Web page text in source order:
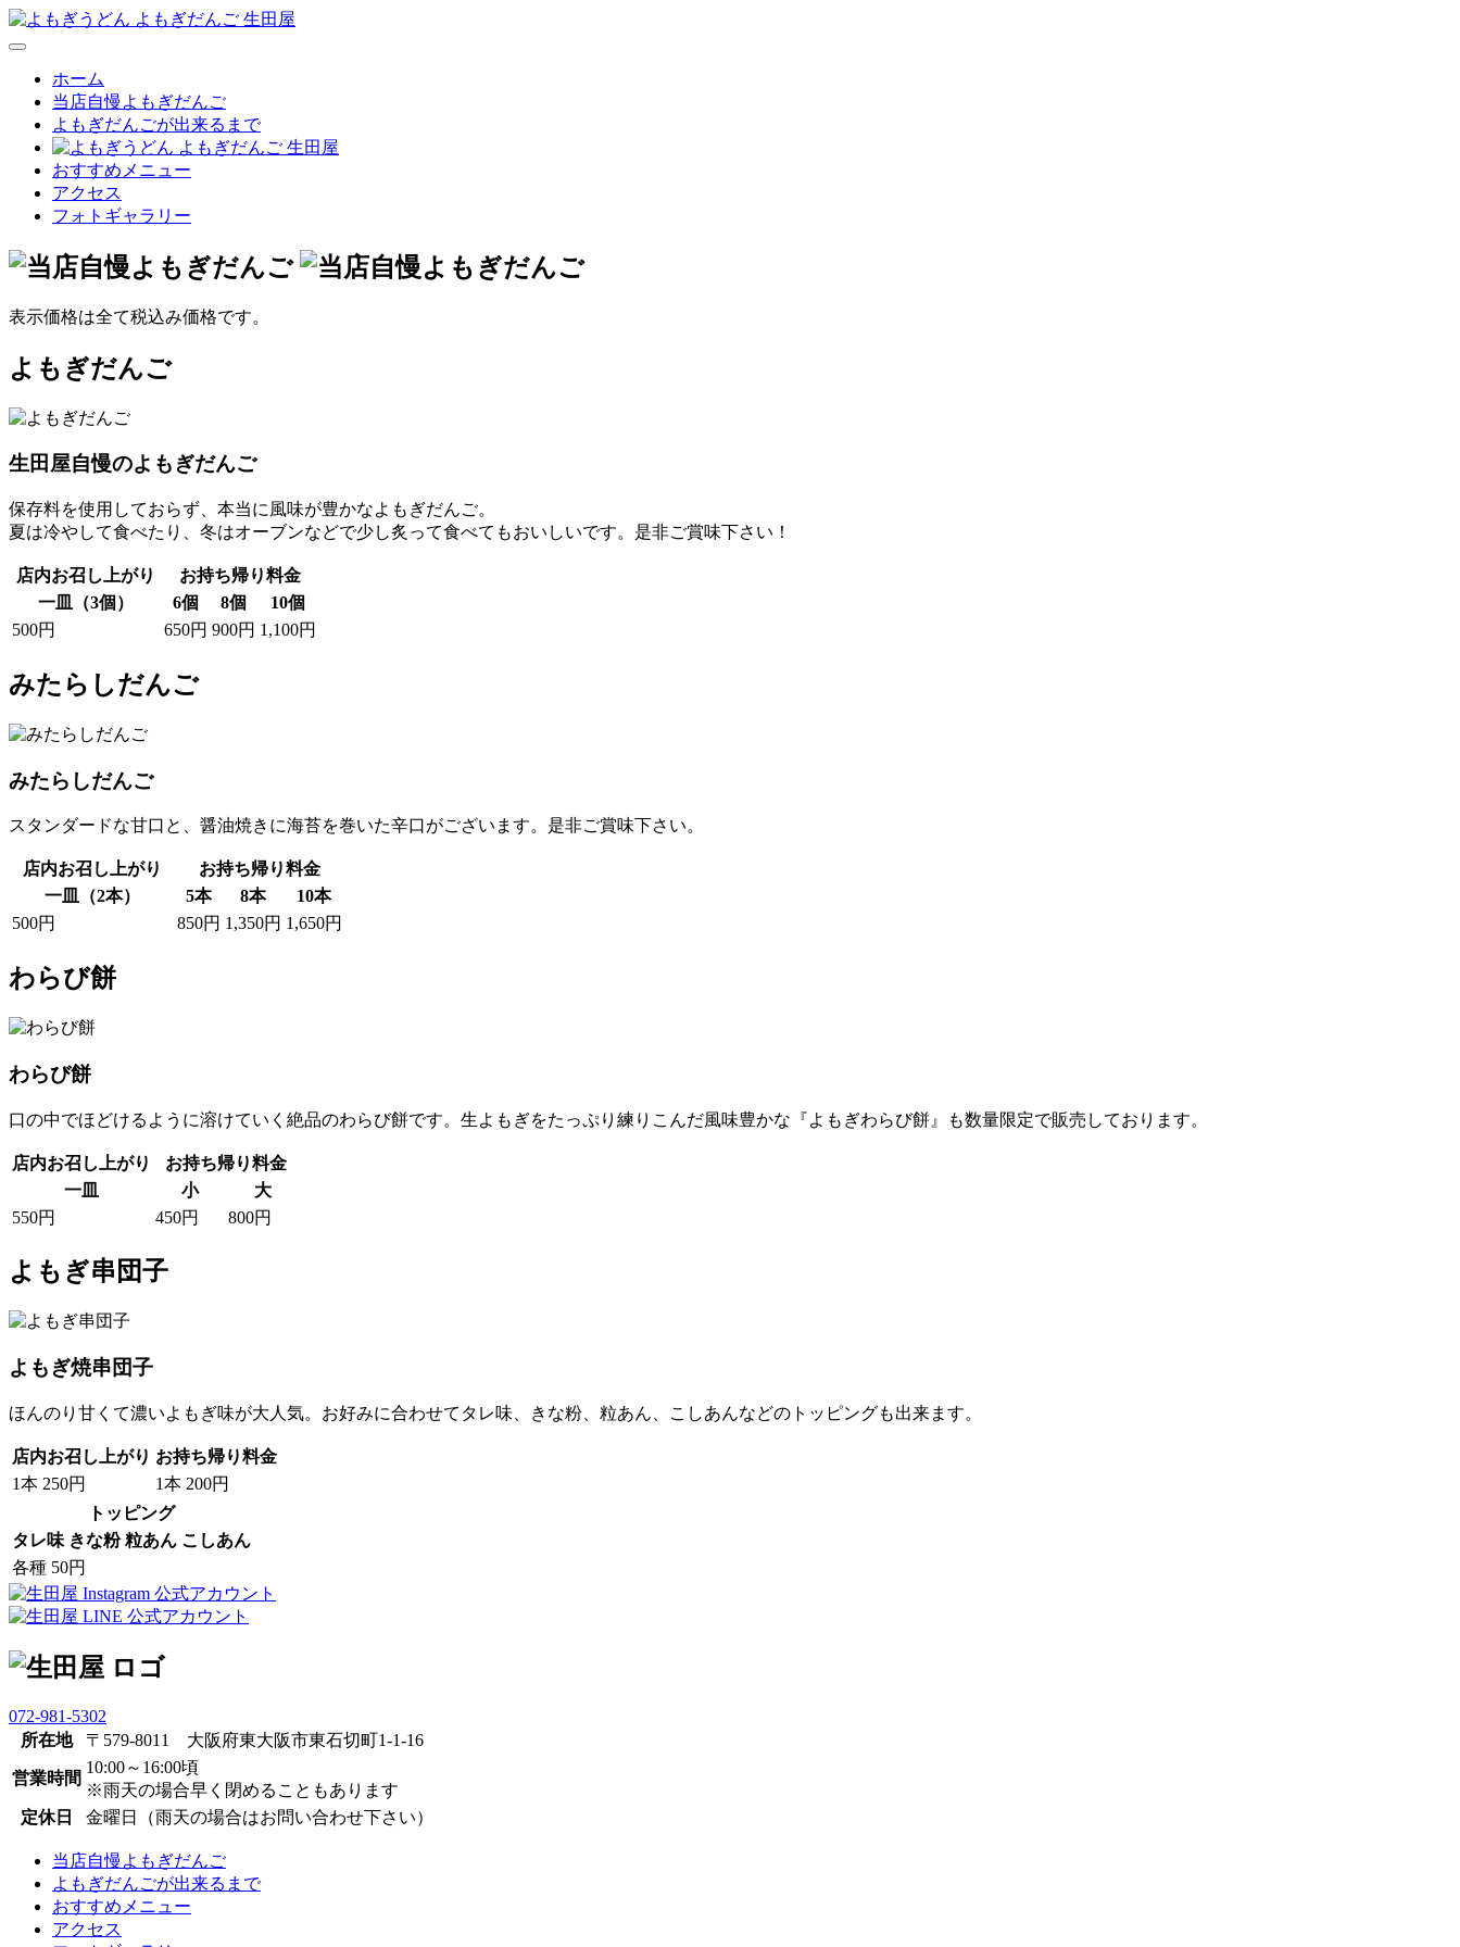
コ
ン
メ
ホーム
当店自慢よもぎだんご
よもぎだんごが出来るまで
おすすめメニュー
アクセス
フォトギャラリー
表示価格は全て税込み価格です。
よもぎだんご
生田屋自慢のよもぎだんご
保存料を使用しておらず、本当に風味が豊かなよもぎだんご。
夏は冷やして食べたり、冬はオーブンなどで少し炙って食べてもおいしいです。是非ご賞味下さい！
店内お召し上がり
お持ち帰り料金
一皿（3個）
6個 8個
10個
500円
650円 900円 1,100円
みたらしだんご
みたらしだんご
スタンダードな甘口と、醤油焼きに海苔を巻いた辛口がございます。是非ご賞味下さい。
店内お召し上がり
お持ち帰り料金
一皿（2本）
5本 8本
10本
500円
850円 1,350円 1,650円
わらび餅
わらび餅
口の中でほどけるように溶けていく絶品のわらび餅です。生よもぎをたっぷり練りこんだ風味豊かな『よもぎわらび餅 』も数量限定で販売しております。
店内お召し上がり
お持ち帰り料金
一皿
小
大
550円
450円 800円
よもぎ串団子
よもぎ焼串団子
ほんのり甘くて濃いよもぎ味が大人気。お好みに合わせてタレ味、きな粉、粒あん、こしあんなどのトッピングも出来ます。
店内お召し上がり お持ち帰り料金
1本 250円
1本 200円
トッピング
タレ味 きな粉 粒あん こしあん
各種 50円
072-981-5302
所在地
〒579-8011 大阪府東大阪市東石切町1-1-16
営業時間
10:00～16:00頃
※雨天の場合早く閉めることもあります
定休日
金曜日（雨天の場合はお問い合わせ下さい）
当店自慢よもぎだんご
よもぎだんごが出来るまで
おすすめメニュー
アクセス